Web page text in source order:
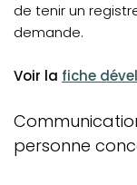
de tenir un
demande.
Voir la (opens in
fiche
personne